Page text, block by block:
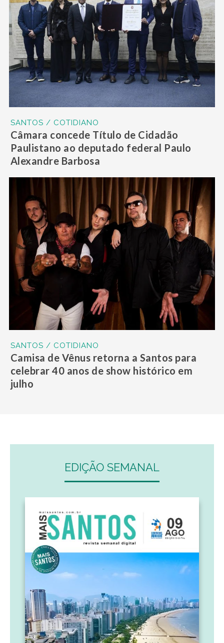
SANTOS / COTIDIANO
Câmara concede Título de Cidadão
Paulistano ao deputado federal Paulo
Alexandre Barbosa
SANTOS / COTIDIANO
Camisa de Vênus retorna a Santos para
celebrar 40 anos de show histórico em
julho
EDIÇÃO SEMANAL